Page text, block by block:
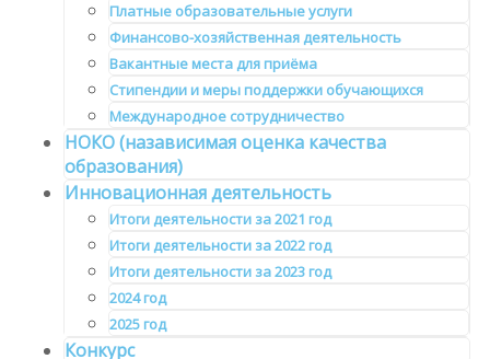
Платные образовательные услуги
Финансово-хозяйственная деятельность
Вакантные места для приёма
Стипендии и меры поддержки обучающихся
Международное сотрудничество
НОКО (назависимая оценка качества
образования)
Инновационная деятельность
Итоги деятельности за 2021 год
Итоги деятельности за 2022 год
Итоги деятельности за 2023 год
2024 год
2025 год
Конкурс